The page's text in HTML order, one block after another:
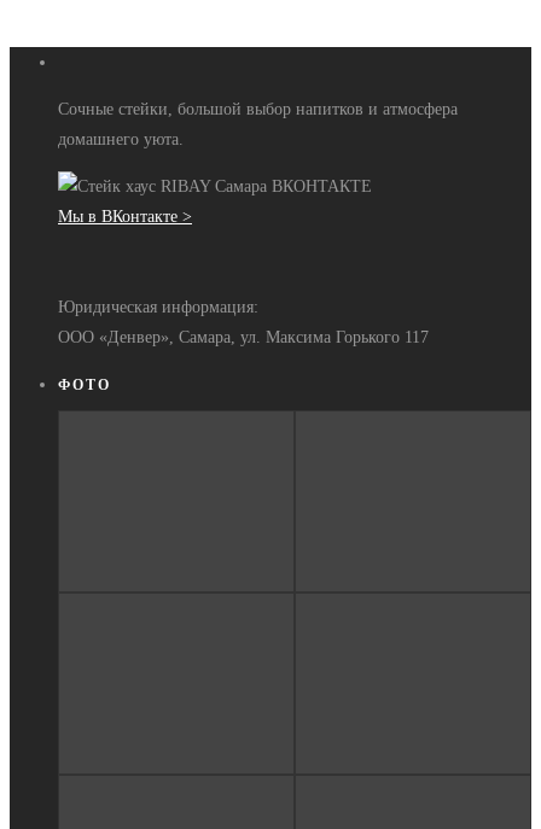
Сочные стейки, большой выбор напитков и атмосфера
домашнего уюта.
Мы в ВКонтакте >
Юридическая информация:
ООО «Денвер», Самара, ул. Максима Горького 117
ФОТО